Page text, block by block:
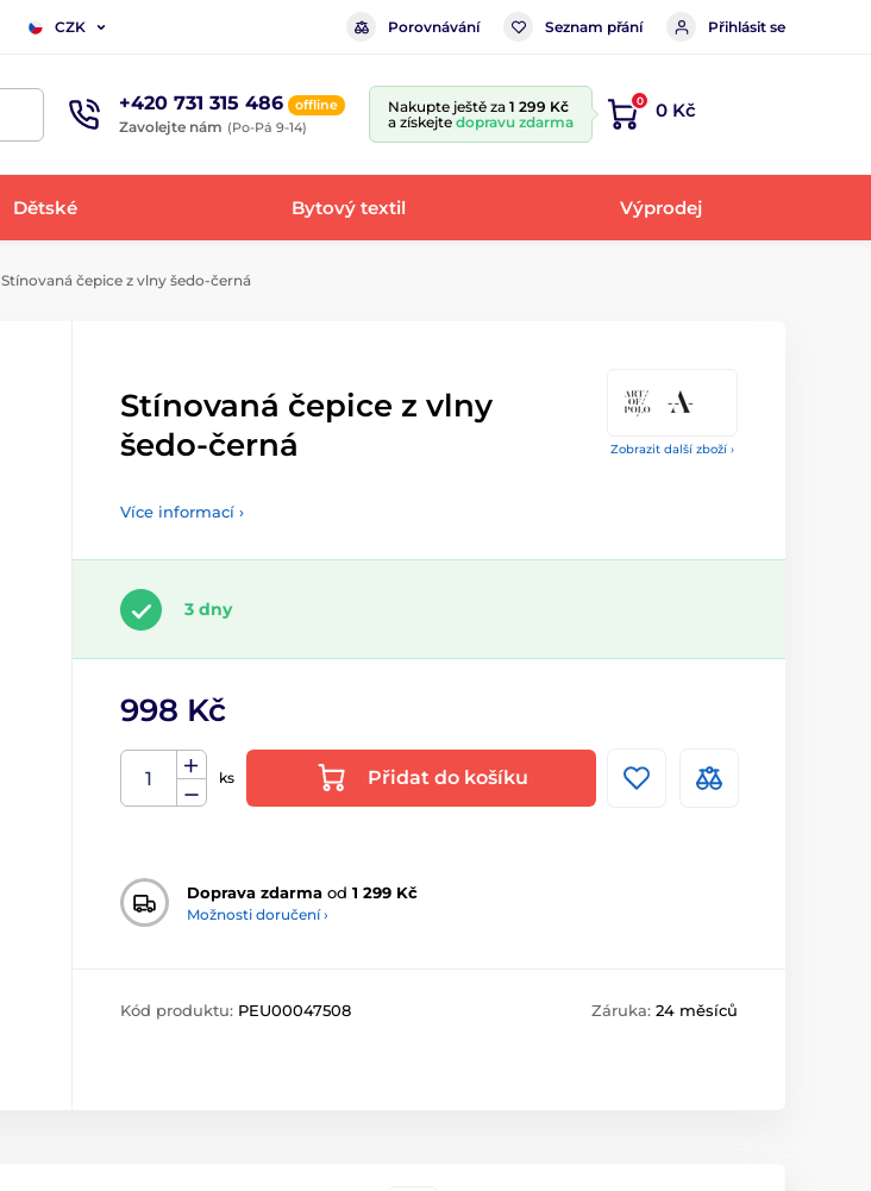
CZK Porovnávání Seznam přání Přihlásit se
+420 731 315 486 offline
Zavolejte nám (Po-Pá 9-14)
Nakupte ještě za 1 299 Kč
a získejte dopravu zdarma
0 0 Kč
Dětské Bytový textil Výprodej
Stínovaná čepice z vlny šedo-černá
Zobrazit další zboží ›
Stínovaná čepice z vlny
šedo-černá
Více informací ›
3 dny
998 Kč
ks Přidat do košíku
Doprava zdarma od 1 299 Kč
Možnosti doručení ›
Kód produktu: PEU00047508 Záruka: 24 měsíců